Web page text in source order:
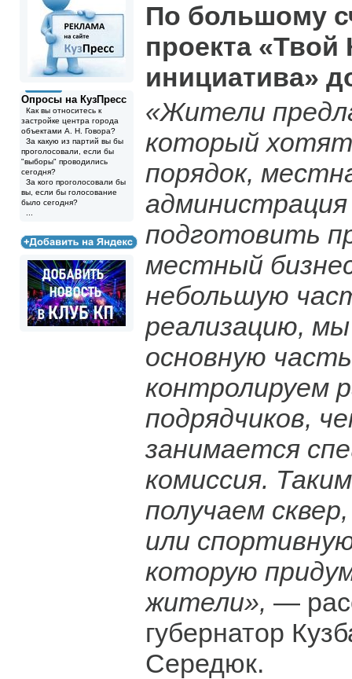
Опросы на КузПресс
Как вы относитесь к
застройке центра города
объектами А. Н. Говора?
За какую из партий вы бы
проголосовали, если бы
"выборы" проводились
сегодня?
За кого проголосовали бы
вы, если бы голосование
было сегодня?
По большому
проекта
инициатива»
«Жители
который
порядок,
подготовить
местный
небольшую
реализацию,
основную
контролируем
подрядчиков,
занимается
комиссия.
получаем
или
которую
жители», —
губернатор
Середюк.